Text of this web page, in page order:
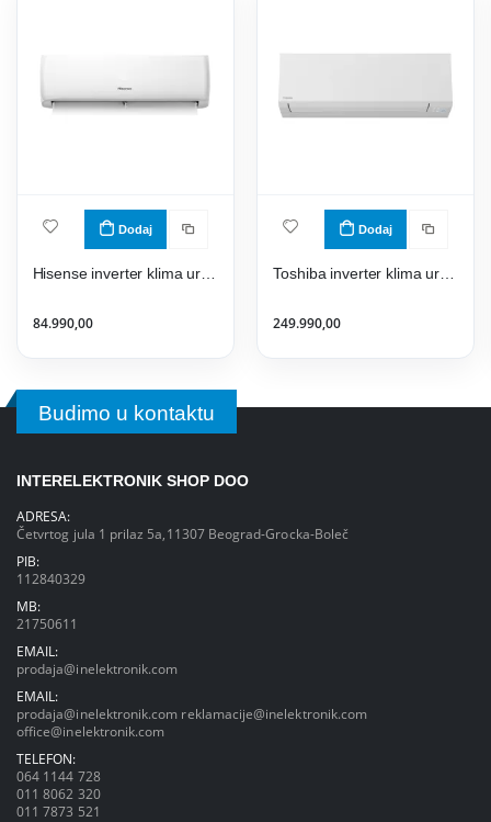
Dodaj
84.990,00
Dodaj
249.990,00
Budimo u kontaktu
INTERELEKTRONIK SHOP DOO
ADRESA:
Četvrtog jula 1 prilaz 5a,11307 Beograd-Grocka-Boleč
PIB:
112840329
MB:
21750611
EMAIL:
prodaja@inelektronik.com
EMAIL:
prodaja@inelektronik.com reklamacije@inelektronik.com
office@inelektronik.com
TELEFON:
064 1144 728
011 8062 320
011 7873 521